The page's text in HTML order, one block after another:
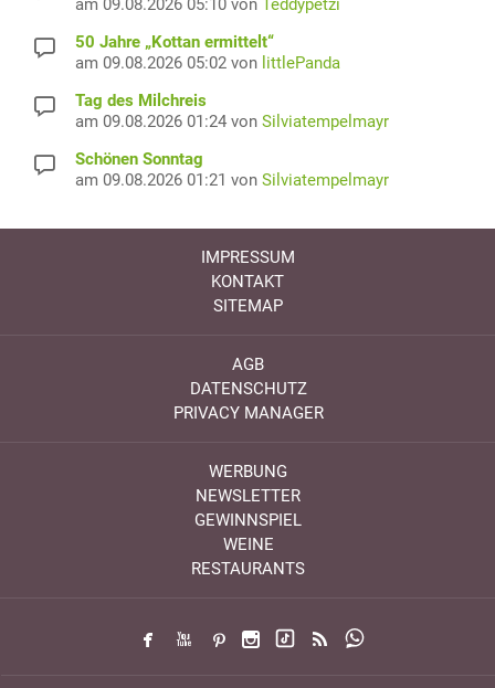
am 09.08.2026 05:10 von Teddypetzi
50 Jahre „Kottan ermittelt“
am 09.08.2026 05:02 von littlePanda
Tag des Milchreis
am 09.08.2026 01:24 von Silviatempelmayr
Schönen Sonntag
am 09.08.2026 01:21 von Silviatempelmayr
IMPRESSUM
KONTAKT
SITEMAP
AGB
DATENSCHUTZ
PRIVACY MANAGER
WERBUNG
NEWSLETTER
GEWINNSPIEL
WEINE
RESTAURANTS